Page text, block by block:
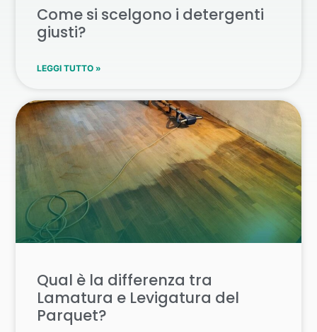
Come si scelgono i detergenti
giusti?
LEGGI TUTTO »
Qual è la differenza tra
Lamatura e Levigatura del
Parquet?